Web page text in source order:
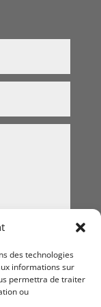
des technologies
informations sur
permettra de traiter
ou
Valider